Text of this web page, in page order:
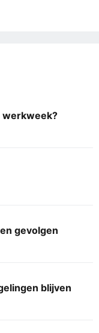
werkweek?
gevolgen
blijven